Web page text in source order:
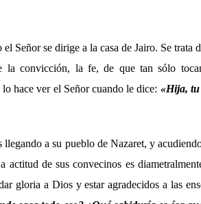
Señor se dirige a la casa de Jairo. Se trata
la convicción, la fe, de que tan sólo
hace ver el Señor cuando le dice: «Hija, tu
a su pueblo de Nazaret, y
actitud de sus convecinos es
gloria a Dios y estar agradecidos a las